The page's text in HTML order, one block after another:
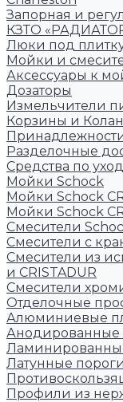
Запорная и
КЗТО
Люки под
Мойки и
Аксессуары к
Дозаторы
Измельчители
Корзины и
Разделочные
Средства по
Мойки Schock
Мойки Schock
Мойки Schock
Смесители
Cмесители с
Смесители из
и CRISTADUR
Смесители
Отделочные
Алюминиевые
Анодированные
Латунные
Профили из